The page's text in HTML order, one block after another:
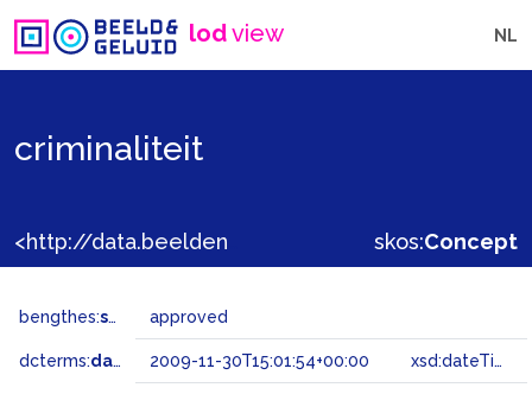
lodview NL
criminaliteit
skos:Concept
bengthes:status approved
dcterms:dateAccepted 2009-11-30T15:01:54+00:00 xsd:dateTime